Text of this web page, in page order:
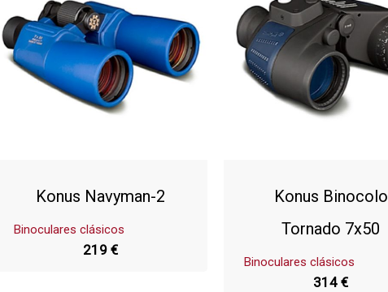
Konus Navyman-2
Binoculares clásicos
219 €
Konus Binocolo
Tornado 7x50
Binoculares clásicos
314 €